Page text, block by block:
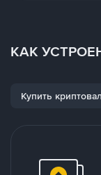
КАК
Купить